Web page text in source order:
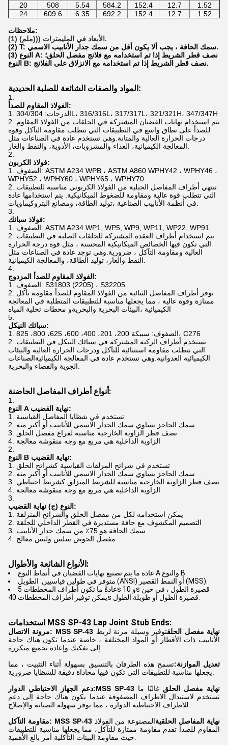
20
508 5.54 584.2 152.4 12.7
1.52
24
609.6 6.35 692.2 152.4 12.7 1.52
ملاحظات:
(1) الأبعاد في المليمترات (((ملم).
(2) T: سمك الحافة ، يجب ألا يكون أقل من سمك جدار الأنابيب الاسمي.
(3) النوع A: نصف قطر الشريط إذا تم استخدامه مع فلانج مفصل الحلق؛
النوع B: نصف قطر الشريط إذا تم استخدامه مع الانزلاق على الفلانج.
المواد والصفات الشائعة للصلبة الحديدية:
الفولاذ المقاوم للصدأ:
الدرجات: 304/304L، 316/316L، 317/317L، 321/321H، 347/347H
يتم استخدام نهايات القضبان المشتركة في الحلقات من الفولاذ المقاوم
للصدأ على نطاق واسع في التطبيقات التي تتطلب مقاومة التآكل وقوة
درجات الحرارة العالية والمتانة.وهي تستخدم عادة في الصناعات مثل
فولاذ الكربون:
الصفوف: ASTM A234 WPB ، ASTM A860 WPHY42 ، WPHY46 ،
WPHY52 ، WPHY60 ، WPHY65 ، WPHY70
تنتهي أطراف المفاصل الجبلية من الفولاذ الكربوني مناسبة للتطبيقات
التي تتطلب قوة عالية ومقاومة للضغوط الميكانيكية. يتم استخدامها عادة
فولاذ سبائك:
الصفوف: ASTM A234 WP1, WP5, WP9, WP11, WP22, WP91
يتم استخدام أطراف العقدة المشتركة للحلقات الصلبة في التطبيقات
التي تكون فيها الخصائص الميكانيكية المحسنة ، مثل قوة درجة الحرارة
العالية ومقاومة التآكل ، ضرورية.وهي توجد عادة في الصناعات مثل
الفولاذ المقاوم للصدأ المزدوج:
الصفوف: S31803 (2205) ، S32205
توفر أطراف المفاصل الثنائية من الفولاذ المقاوم للصدأ مقاومة تآكل
ممتازة وقوة عالية ، مما يجعلها مناسبة للتطبيقات المتطلبة في المعالجة
الكيميائية ،البيئات البحرية والبحريةو محطات تحلية المياه
سبائك النيكل:
الصفوف: سبيكة 200، 201، 400، 600، 625، 800، 825، C276
تستخدم أطراف الركبة المشتركة في سبائك النيكل في التطبيقات
التي تتطلب مقاومة استثنائية للتآكل ودرجات الحرارة العالية والبيئات
الكيميائية العدوانية.وهي تستخدم عادة في المعالجة الكيميائيةالصناعات
أنواع أطراف المفاصل الحاضنة:
النوع A نهاية القضيب:
تستخدم في شظايا المفاصل القياسية
سمك الحاجز يساوي سمك الجدار الاسمي للأنابيب أو أكبر منه
نصف قطر الزاوية الخارجية مناسبة لفراغ مفصل الحلق
الزاوية الداخلية هي مربع مع وجه منقوشة معالجة
النوع B نهاية القضيب:
تستخدم في شرائح المزلقات القياسية كشرائح الحلق
سمك الحاجز يساوي سمك الجدار الاسمي للأنابيب أو أكبر منه
نصف قطر الزاوية الخارجية مناسبة للشريط المنزلق كشريط احتياطي
الزاوية الداخلية هي مربع مع وجه منقوشة معالجة
النوع (ج) نهاية القضيب:
يمكن استخدامه لكل من مفصل الحلق والشرائح المنزلقة
التصميم المكشوف مع حافة مستديرة في القطر الداخلي للحلقة
سمك الحافة هو 75٪ من سمك جدار الأنابيب
مفصل الحوض سلس وليس معالج
الأنواع الشائعة والأطوال:
عادة ما يتم تصنيع نهايات القضبان في أنماط النوع A والنوع B.
متوفر في طولين قياسيين: الطويل (ANSI) أو النمط القصير (MSS).
عادةً ما تكون أطراف المخططات 5s و 10s قصيرة الطول ، في حين
استخدامات MSS SP-43 Lap Joint Stub Ends:
مرونة الاتصال: MSS SP-43 نهاية مفصل الحلقتوفير وسيلة مرنة لربط
الأنابيب ذات الأقطار أو المواد المختلفة ، خاصة عندما تكون هناك حاجة
تعديل الموازنة:تسمح هذه الطرفان بالتنسيق بسهولة أثناء التثبيت ، مما
دعم الجهاز الاحتياطي الدوار:
MSS SP-43 نهاية مفصل الحلق غالبًا ما
تستخدم لاستبدال الاطراف المصفوفة عندما يكون هناك حاجة إلى دعم
مقاومة التآكل: MSS SP-43 نهاية المفاصل الحلقيةالمصنوعة من الفولاذ
المقاوم للصدأ تقدم مقاومة ممتازة للتآكل، مما يجعلها مناسبة للتطبيقات